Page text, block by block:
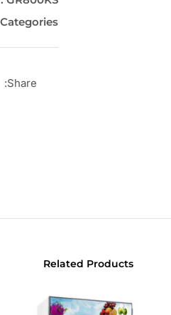
Categories:
Share:
Related Products